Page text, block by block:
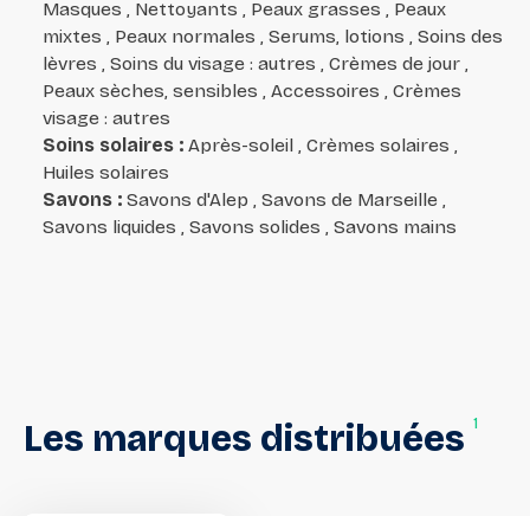
Masques , Nettoyants , Peaux grasses , Peaux
mixtes , Peaux normales , Serums, lotions , Soins des
lèvres , Soins du visage : autres , Crèmes de jour ,
Peaux sèches, sensibles , Accessoires , Crèmes
visage : autres
Soins solaires : Après-soleil , Crèmes solaires ,
Huiles solaires
Savons : Savons d'Alep , Savons de Marseille ,
Savons liquides , Savons solides , Savons mains
Les marques distribuées 1